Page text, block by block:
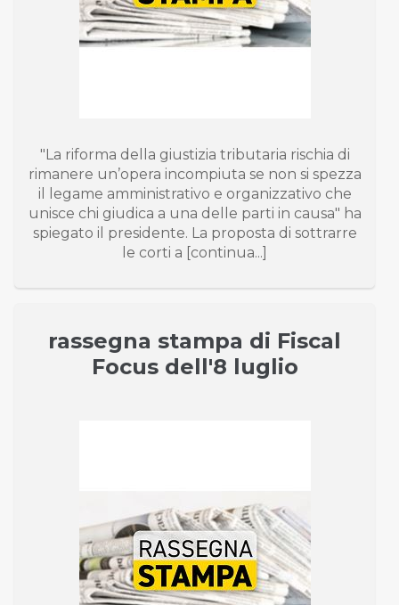
"La riforma della giustizia tributaria rischia di
rimanere un’opera incompiuta se non si spezza
il legame amministrativo e organizzativo che
unisce chi giudica a una delle parti in causa" ha
spiegato il presidente. La proposta di sottrarre
le corti a [continua...]
rassegna stampa di Fiscal
Focus dell'8 luglio